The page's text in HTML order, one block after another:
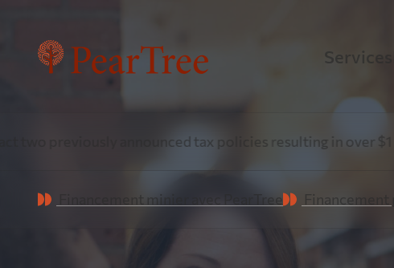
tax policies resulting in over $1 Billion annually of
Financement minier avec PearTree Financement